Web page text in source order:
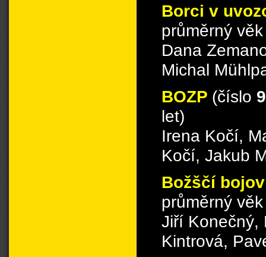
Borci v
průměrný
Dana
Michal
BOZP (číslo
let)
Irena Kočí,
Kočí, Jakub
Božščí
průměrný
Jiří Konečný,
Kintrová,